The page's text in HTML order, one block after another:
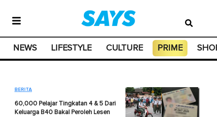
NEWS LIFESTYLE CULTURE PRIME
BERITA
60,000 Pelajar Tingkatan 4 & 5 Dari
Keluarga B40 Bakal Peroleh Lesen